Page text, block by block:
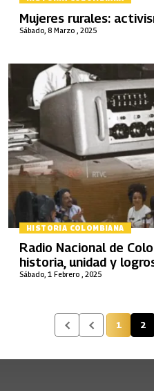
Sábado, 8 Marzo , 2025
Mujeres rurales:
HISTORIA COLOMBIANA
Sábado, 1 Febrero , 2025
Radio Nacional de
historia, unidad y
Página
1 2